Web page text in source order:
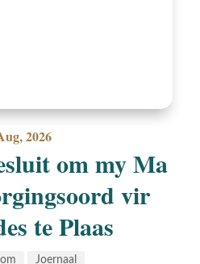
2026
om my Ma
vir
te Plaas
Joernaal